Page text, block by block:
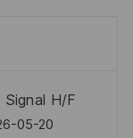
H/F
05-20